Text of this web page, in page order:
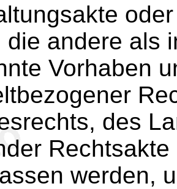
die andere als
Vorhaben
des
werden,